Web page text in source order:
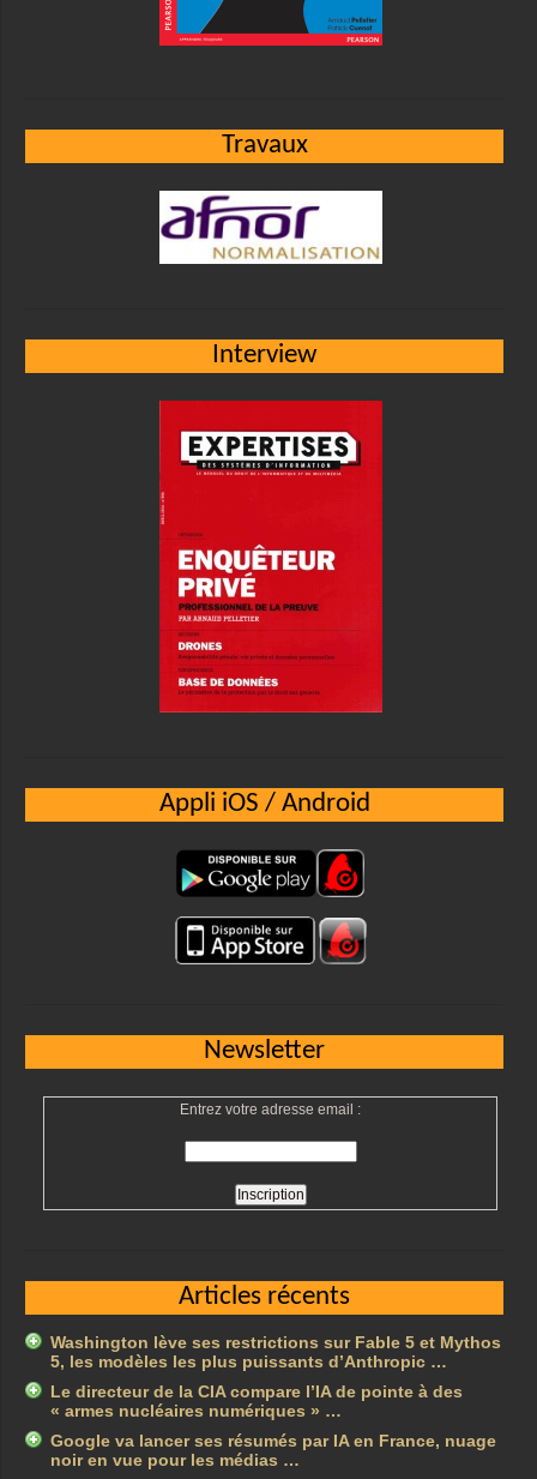
Travaux
Interview
Appli iOS / Android
Newsletter
Entrez votre adresse email :
Articles récents
Washington lève ses restrictions sur Fable 5 et Mythos
5, les modèles les plus puissants d’Anthropic …
Le directeur de la CIA compare l’IA de pointe à des
« armes nucléaires numériques » …
Google va lancer ses résumés par IA en France, nuage
noir en vue pour les médias …